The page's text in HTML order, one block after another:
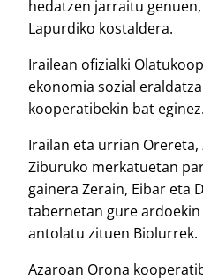
hedatzen jarraitu
Lapurdiko kostaldera.
Irailean ofizialki
ekonomia sozial
kooperatibekin bat eginez.
Irailan eta urrian Orereta,
Ziburuko merkatuetan
gainera Zerain, Eibar eta
tabernetan gure
antolatu zituen Biolurrek.
Azaroan Orona